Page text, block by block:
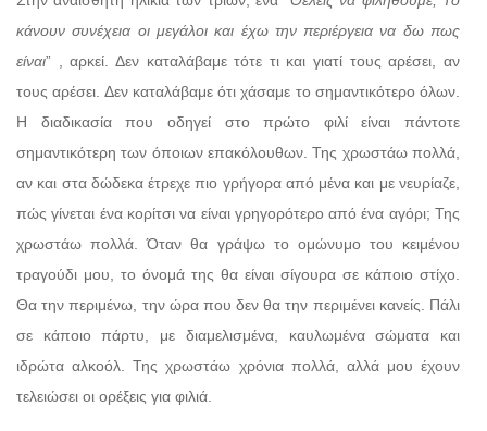
κάνουν συνέχεια οι μεγάλοι και έχω την περιέργεια να δω πως
είναι” , αρκεί. Δεν καταλάβαμε τότε τι και γιατί τους αρέσει, αν
τους αρέσει. Δεν καταλάβαμε ότι χάσαμε το σημαντικότερο όλων.
Η διαδικασία που οδηγεί στο πρώτο φιλί είναι πάντοτε
σημαντικότερη των όποιων επακόλουθων. Της χρωστάω πολλά,
αν και στα δώδεκα έτρεχε πιο γρήγορα από μένα και με νευρίαζε,
πώς γίνεται ένα κορίτσι να είναι γρηγορότερο από ένα αγόρι; Της
χρωστάω πολλά. Όταν θα γράψω το ομώνυμο του κειμένου
τραγούδι μου, το όνομά της θα είναι σίγουρα σε κάποιο στίχο.
Θα την περιμένω, την ώρα που δεν θα την περιμένει κανείς. Πάλι
σε κάποιο πάρτυ, με διαμελισμένα, καυλωμένα σώματα και
ιδρώτα αλκοόλ. Της χρωστάω χρόνια πολλά, αλλά μου έχουν
τελειώσει οι ορέξεις για φιλιά.